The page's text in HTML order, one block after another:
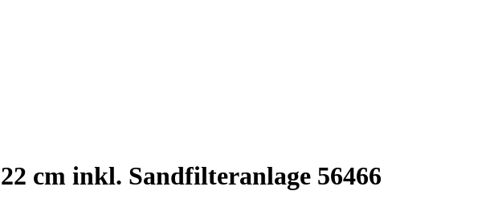
cm inkl. Sandfilteranlage 56466